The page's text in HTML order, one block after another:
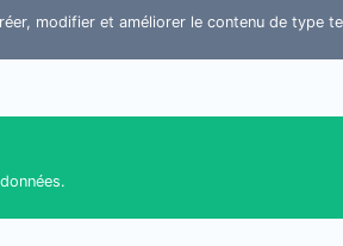
modifier et améliorer le contenu de type